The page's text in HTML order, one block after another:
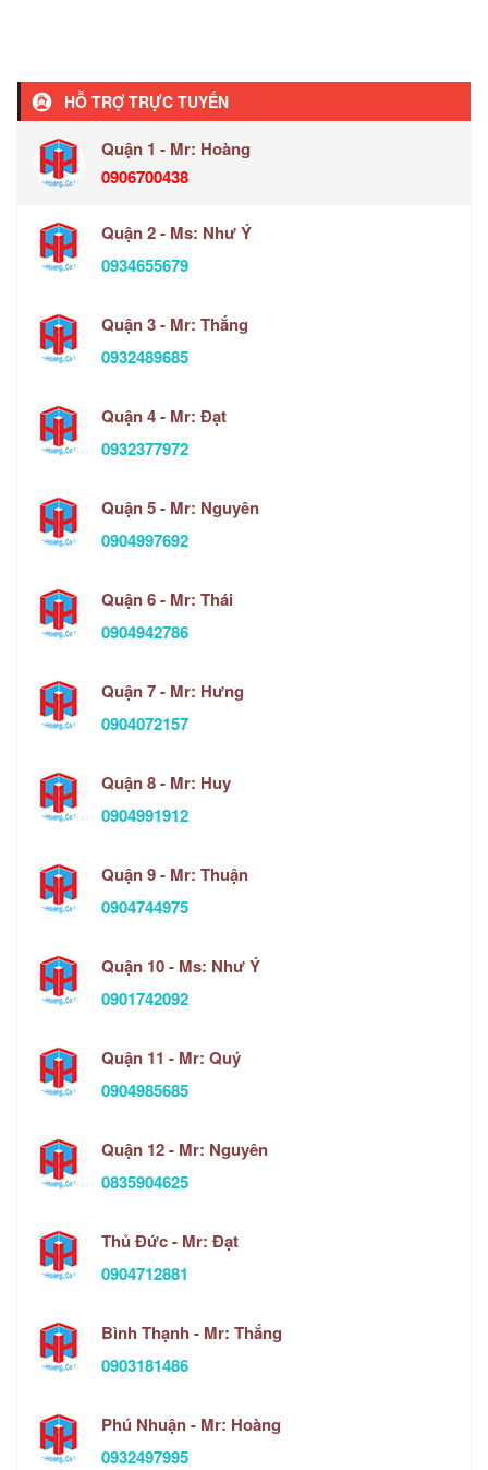
HỖ TRỢ TRỰC TUYẾN
Quận 1 - Mr: Hoàng
0906700438
Quận 2 - Ms: Như Ý
0934655679
Quận 3 - Mr: Thắng
0932489685
Quận 4 - Mr: Đạt
0932377972
Quận 5 - Mr: Nguyên
0904997692
Quận 6 - Mr: Thái
0904942786
Quận 7 - Mr: Hưng
0904072157
Quận 8 - Mr: Huy
0904991912
Quận 9 - Mr: Thuận
0904744975
Quận 10 - Ms: Như Ý
0901742092
Quận 11 - Mr: Quý
0904985685
Quận 12 - Mr: Nguyên
0835904625
Thủ Đức - Mr: Đạt
0904712881
Bình Thạnh - Mr: Thắng
0903181486
Phú Nhuận - Mr: Hoàng
0932497995